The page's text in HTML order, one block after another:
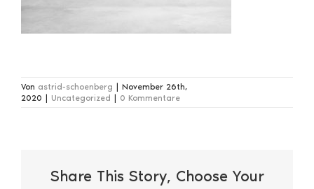
Von astrid-schoenberg
November 26th,
2020
Uncategorized 0 Kommentare
Share This Story, Choose Your